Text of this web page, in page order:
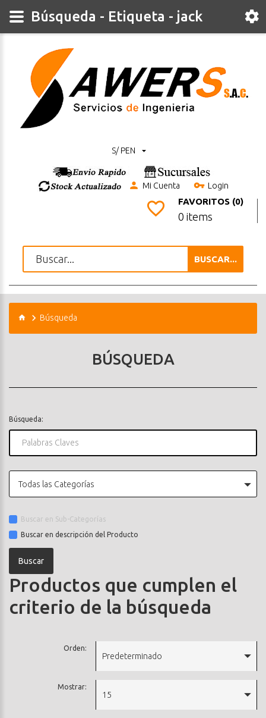
S/ PEN
Mi Cuenta Login
FAVORITOS (0)
0 items
BUSCAR...
Búsqueda
BÚSQUEDA
Búsqueda:
Todas las Categorías
Buscar en Sub-Categorías
Buscar en descripción del Producto
Productos que cumplen el
criterio de la búsqueda
Orden:
Predeterminado
Mostrar:
15
Búsqueda - Etiqueta - jack